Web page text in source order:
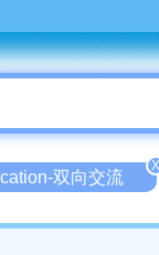
双向交流
X